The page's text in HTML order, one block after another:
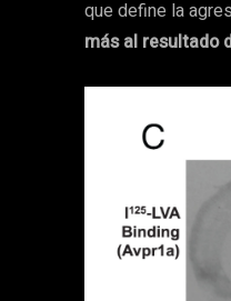
que define la
más al resultado